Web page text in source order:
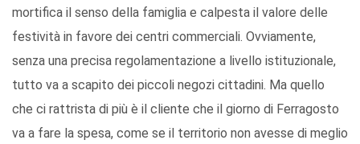
mortifica il senso della famiglia e calpesta il valore delle
festività in favore dei centri commerciali. Ovviamente,
senza una precisa regolamentazione a livello istituzionale,
tutto va a scapito dei piccoli negozi cittadini. Ma quello
che ci rattrista di più è il cliente che il giorno di Ferragosto
va a fare la spesa, come se il territorio non avesse di meglio